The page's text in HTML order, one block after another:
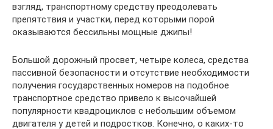
взгляд, транспортному средству преодолевать
препятствия и участки, перед которыми порой
оказываются бессильны мощные джипы!
Большой дорожный просвет, четыре колеса, средства
пассивной безопасности и отсутствие необходимости
получения государственных номеров на подобное
транспортное средство привело к высочайшей
популярности квадроциклов с небольшим объемом
двигателя у детей и подростков. Конечно, о каких-то